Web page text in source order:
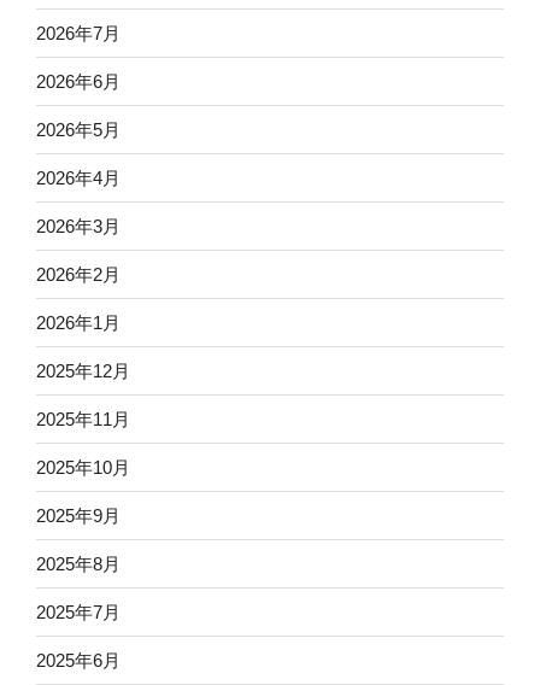
2026年7月
2026年6月
2026年5月
2026年4月
2026年3月
2026年2月
2026年1月
2025年12月
2025年11月
2025年10月
2025年9月
2025年8月
2025年7月
2025年6月